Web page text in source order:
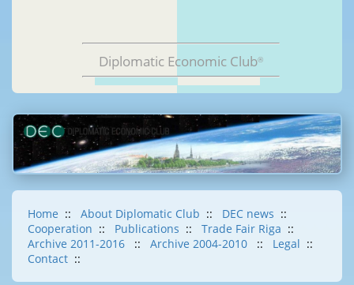
Diplomatic Economic Club®
Home :: About Diplomatic Club :: DEC news ::
Cooperation :: Publications :: Trade Fair Riga ::
Archive 2011-2016
:: Archive 2004-2010 :: Legal ::
Contact ::